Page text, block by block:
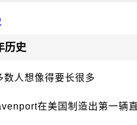
历史
数人想像得要长很多
在美国制造出第一辆